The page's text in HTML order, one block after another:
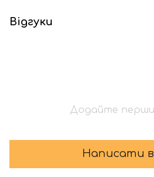
Відгуки
Додайте
Написати